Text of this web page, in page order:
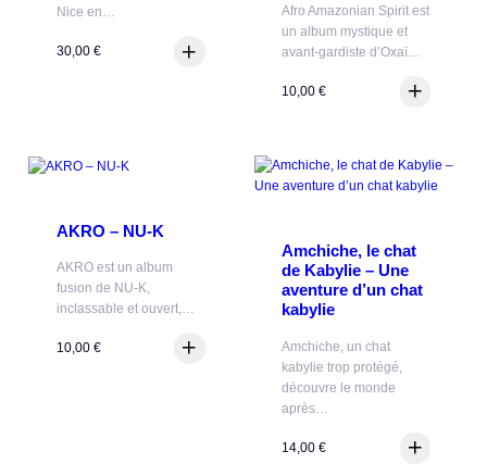
Nice en…
30,00 €
Afro Amazonian Spirit est
un album mystique et
avant-gardiste d’Oxaï…
10,00€
AKRO – NU-K
AKRO est un album
fusion de NU-K,
inclassable et ouvert,…
10,00 €
Amchiche, le chat
de Kabylie – Une
aventure d’un chat
kabylie
Amchiche, un chat
kabylie trop protégé,
découvre le monde
après…
14,00€